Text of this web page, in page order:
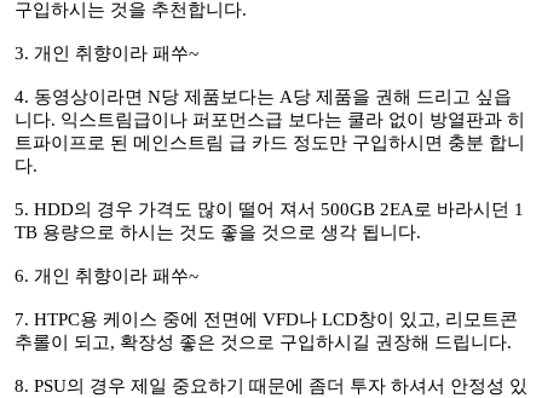
구입하시는 것을 추천합니다.
3. 개인 취향이라 패쑤~
4. 동영상이라면 N당 제품보다는 A당 제품을 권해 드리고 싶읍
니다. 익스트림급이나 퍼포먼스급 보다는 쿨라 없이 방열판과 히
트파이프로 된 메인스트림 급 카드 정도만 구입하시면 충분 합니
다.
5. HDD의 경우 가격도 많이 떨어 져서 500GB 2EA로 바라시던 1
TB 용량으로 하시는 것도 좋을 것으로 생각 됩니다.
6. 개인 취향이라 패쑤~
7. HTPC용 케이스 중에 전면에 VFD나 LCD창이 있고, 리모트콘
추롤이 되고, 확장성 좋은 것으로 구입하시길 권장해 드립니다.
8. PSU의 경우 제일 중요하기 때문에 좀더 투자 하셔서 안정성 있